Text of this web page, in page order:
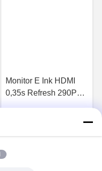
Monitor E Ink HDMI
0,35s Refresh 290PPI